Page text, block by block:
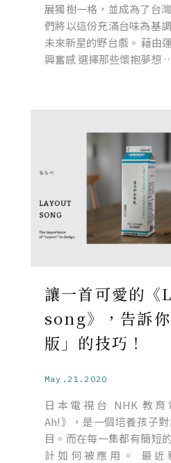
展獨樹一格，並成為了台
們將以這份充滿台味為基
未來新星的野台戲。 藉由
興奮感 選擇那些懷抱夢想
讓一首可愛的
song》，告訴
版」的技巧！
May.21.2020
日本電視台 NHK 教育
Ah!》，是一個培養孩子
目。而在每一集都有簡短
計如何被應用。 最近